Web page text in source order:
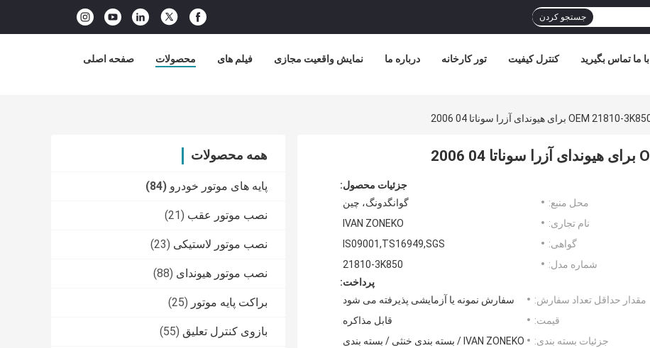
جستجو کردن
صفحه اصلی محصولات فیلم های نمایش واقعیت مجازی درباره ما تور کارخانه کنترل کیفیت با ما تماس بگیرید
همه محصولات
پایه های موتور خودرو (84)
نصب موتور عقب (21)
نصب موتور لاستیکی (23)
نصب موتور هیوندای (88)
براکت پایه موتور (25)
بازوی کنترل تعلیق (55)
جزئیات محصول:
محل منبع:
گوانگدونگ، چین
نام تجاری:
IVAN ZONEKO
گواهی:
IS09001,TS16949,SGS
شماره مدل:
21810-3K850
پرداخت:
مقدار حداقل تعداد سفارش:
سفارش نمونه یا آزمایشی پذیرفته می شود
قیمت:
قابل مذاکره
جزئیات بسته بندی:
IVAN ZONEKO / بسته بندی خنثی / بسته بندی